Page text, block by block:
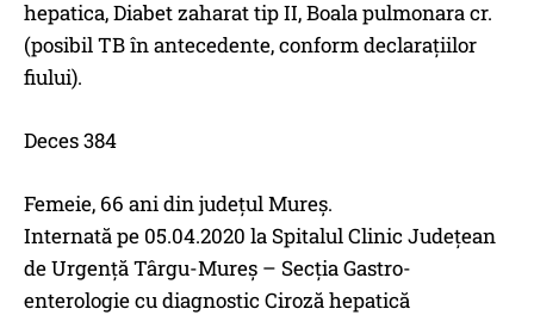
hepatica, Diabet zaharat tip II, Boala pulmonara cr.
(posibil TB în antecedente, conform declarațiilor
fiului).
Deces 384
Femeie, 66 ani din județul Mureș.
Internată pe 05.04.2020 la Spitalul Clinic Județean
de Urgență Târgu-Mureș – Secția Gastro-
enterologie cu diagnostic Ciroză hepatică